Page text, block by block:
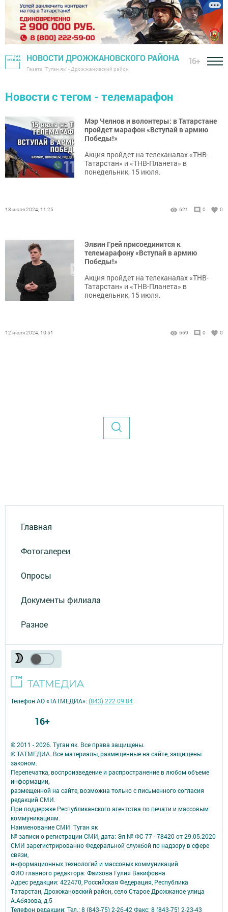
НОВОСТИ ДРОЖЖАНОВСКОГО РАЙОНА
Газета "Туган як" - Дрожжановский район
16+
Новости с тегом - телемарафон
Мэр Челнов и волонтеры: в Татарстане
пройдет марафон «Вступай в армию
Победы!»
Акция пройдет на телеканалах «ТНВ-
Татарстан» и «ТНВ-Планета» в
понедельник, 15 июля.
13 июля 2024, 11:25 621 0 0
Элвин Грей присоединится к
телемарафону «Вступай в армию
Победы!»
Акция пройдет на телеканалах «ТНВ-
Татарстан» и «ТНВ-Планета» в
понедельник, 15 июля.
12 июля 2024, 10:51 669 0 0
Главная
Фотогалереи
Опросы
Документы филиала
Разное
© 2011 - 2026. Туган як. Все права защищены.
© ТАТМЕДИА. Все материалы, размещенные на сайте, защищены
законом.
Перепечатка, воспроизведение и распространение в любом объеме
информации,
размещенной на сайте, возможна только с письменного согласия
редакций СМИ.
При поддержке Республиканского агентства по печати и массовым
коммуникациям.
Наименование СМИ: Туган як
№ записи о регистрации СМИ, дата: Эл № ФС 77 - 78420 от 29.05.2020
СМИ зарегистрированно Федеральной службой по надзору в сфере
связи,
информационных технологий и массовых коммуникаций
ФИО главного редактора: Фаизова Гулия Вакифовна
Адрес редакции: 422470, Российская Федерация, Республика
Татарстан, Дрожжановский район, село Старое Дрожжаное улица
А.Абязова, д.5
Телефон редакции: Тел.: 8 (843-75) 2-26-42 Факс: 8 (843-75) 2-23-43
Телефон АО «ТАТМЕДИА»:(843) 222 09 84
16+